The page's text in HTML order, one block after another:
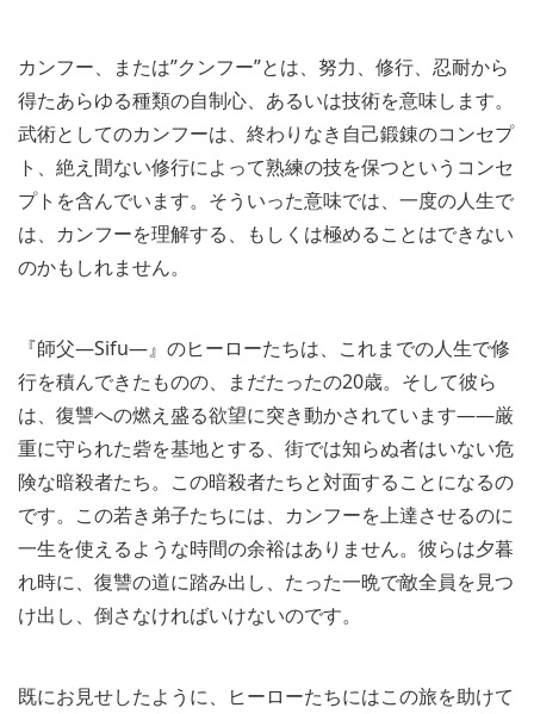
カンフー、または”クンフー”とは、努力、修行、忍耐から
得たあらゆる種類の自制心、あるいは技術を意味します。
武術としてのカンフーは、終わりなき自己鍛錬のコンセプ
ト、絶え間ない修行によって熟練の技を保つというコンセ
プトを含んでいます。そういった意味では、一度の人生で
は、カンフーを理解する、もしくは極めることはできない
のかもしれません。
『師父―Sifu―』のヒーローたちは、これまでの人生で修
行を積んできたものの、まだたったの20歳。そして彼ら
は、復讐への燃え盛る欲望に突き動かされています――厳
重に守られた砦を基地とする、街では知らぬ者はいない危
険な暗殺者たち。この暗殺者たちと対面することになるの
です。この若き弟子たちには、カンフーを上達させるのに
一生を使えるような時間の余裕はありません。彼らは夕暮
れ時に、復讐の道に踏み出し、たった一晩で敵全員を見つ
け出し、倒さなければいけないのです。
既にお見せしたように、ヒーローたちにはこの旅を助けて